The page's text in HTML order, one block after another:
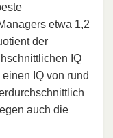
etwa 1,2
der
IQ
IQ von rund
auch die